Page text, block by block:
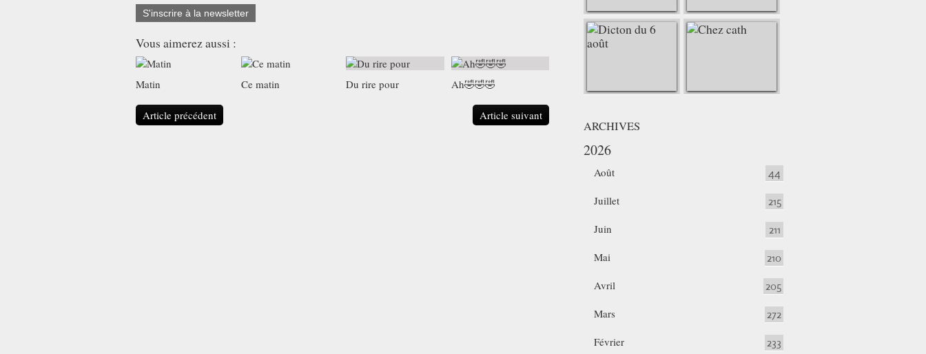
S'inscrire à la newsletter
Vous aimerez aussi :
Matin Ce matin Du rire pour Ah🤣🤣🤣
Article précédent Article suivant
ARCHIVES
2026
Août 44
Juillet 215
Juin 211
Mai 210
Avril 205
Mars 272
Février 233